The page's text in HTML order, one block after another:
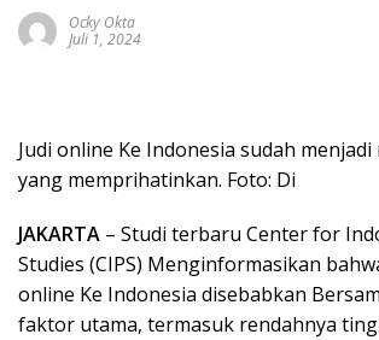
Ocky Okta
Juli 1, 2024
Judi online Ke Indonesia sudah
yang memprihatinkan. Foto: Di
JAKARTA – Studi terbaru Center for
Studies (CIPS) Menginformasikan
online Ke Indonesia disebabkan
faktor utama, termasuk rendahnya